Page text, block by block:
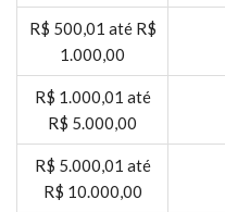
R$ 500,01 até R$
1.000,00
R$ 1.000,01 até
R$ 5.000,00
R$ 5.000,01 até
R$ 10.000,00